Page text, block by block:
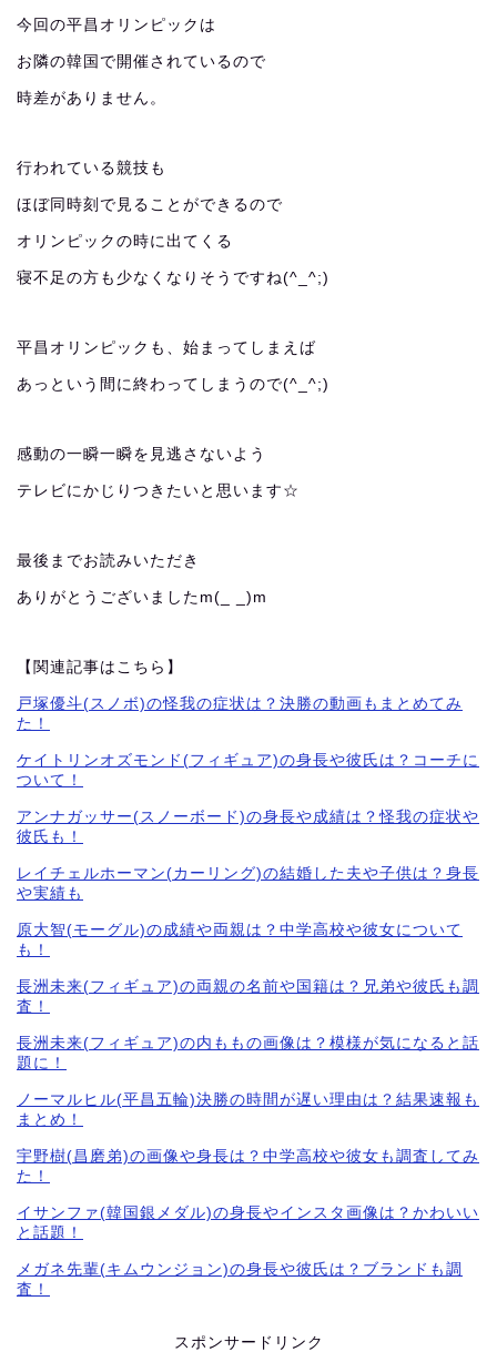
今回の平昌オリンピックは
お隣の韓国で開催されているので
時差がありません。
行われている競技も
ほぼ同時刻で見ることができるので
オリンピックの時に出てくる
寝不足の方も少なくなりそうですね(^_^;)
平昌オリンピックも、始まってしまえば
あっという間に終わってしまうので(^_^;)
感動の一瞬一瞬を見逃さないよう
テレビにかじりつきたいと思います☆
最後までお読みいただき
ありがとうございましたm(_ _)m
【関連記事はこちら】
戸塚優斗(スノボ)の怪我の症状は？決勝の動画もまとめてみ
た！
ケイトリンオズモンド(フィギュア)の身長や彼氏は？コーチに
ついて！
アンナガッサー(スノーボード)の身長や成績は？怪我の症状や
彼氏も！
レイチェルホーマン(カーリング)の結婚した夫や子供は？身長
や実績も
原大智(モーグル)の成績や両親は？中学高校や彼女について
も！
長洲未来(フィギュア)の両親の名前や国籍は？兄弟や彼氏も調
査！
長洲未来(フィギュア)の内ももの画像は？模様が気になると話
題に！
ノーマルヒル(平昌五輪)決勝の時間が遅い理由は？結果速報も
まとめ！
宇野樹(昌磨弟)の画像や身長は？中学高校や彼女も調査してみ
た！
イサンファ(韓国銀メダル)の身長やインスタ画像は？かわいい
と話題！
メガネ先輩(キムウンジョン)の身長や彼氏は？ブランドも調
査！
スポンサードリンク